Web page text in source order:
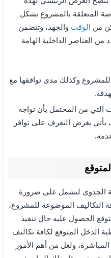
المتعلقة بالمشروع بشكل
من
الوقت والجهد، وتتضمن
العناصر الداخلية الهامة
للمشروع وكذلك مدى توافقها مع
التي من المحتمل بأن تواجه
بغرض التعرف على توافر
الجدوى لتشمل على ضرورة
التكاليف الموضوعة للمشروع،
الحصول عليه حال تنفيذ
الدخل المتوقع لكافة تكاليف
ولعل من أهم الأمور